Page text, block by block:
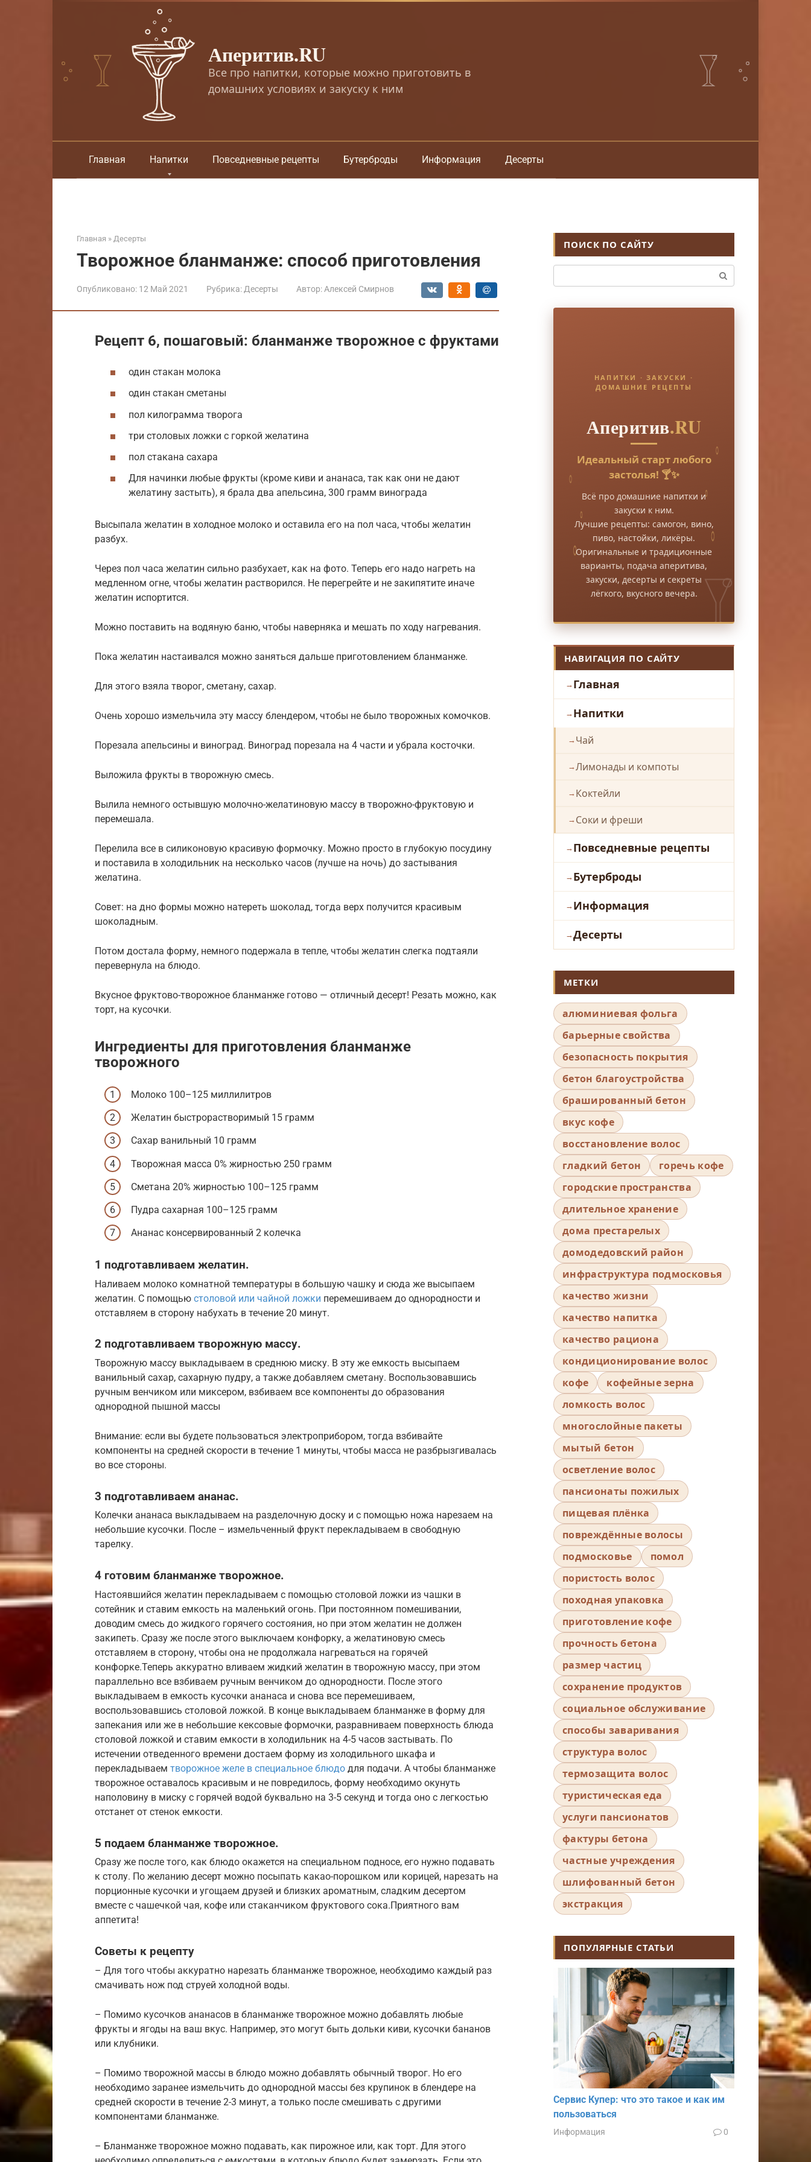
Аперитив.RU
Все про напитки, которые можно приготовить в
домашних условиях и закуску к ним
Главная Напитки Повседневные рецепты Бутерброды Информация Десерты
Главная » Десерты
Творожное бланманже: способ приготовления
Опубликовано: 12 Май 2021 Рубрика: Десерты Автор: Алексей Смирнов
Рецепт 6, пошаговый: бланманже творожное с фруктами
один стакан молока
один стакан сметаны
пол килограмма творога
три столовых ложки с горкой желатина
пол стакана сахара
Для начинки любые фрукты (кроме киви и ананаса, так как они не дают
желатину застыть), я брала два апельсина, 300 грамм винограда
Высыпала желатин в холодное молоко и оставила его на пол часа, чтобы желатин
разбух.
Через пол часа желатин сильно разбухает, как на фото. Теперь его надо нагреть на
медленном огне, чтобы желатин растворился. Не перегрейте и не закипятите иначе
желатин испортится.
Можно поставить на водяную баню, чтобы наверняка и мешать по ходу нагревания.
Пока желатин настаивался можно заняться дальше приготовлением бланманже.
Для этого взяла творог, сметану, сахар.
Очень хорошо измельчила эту массу блендером, чтобы не было творожных комочков.
Порезала апельсины и виноград. Виноград порезала на 4 части и убрала косточки.
Выложила фрукты в творожную смесь.
Вылила немного остывшую молочно-желатиновую массу в творожно-фруктовую и
перемешала.
Перелила все в силиконовую красивую формочку. Можно просто в глубокую посудину
и поставила в холодильник на несколько часов (лучше на ночь) до застывания
желатина.
Совет: на дно формы можно натереть шоколад, тогда верх получится красивым
шоколадным.
Потом достала форму, немного подержала в тепле, чтобы желатин слегка подтаяли
перевернула на блюдо.
Вкусное фруктово-творожное бланманже готово — отличный десерт! Резать можно, как
торт, на кусочки.
Ингредиенты для приготовления бланманже
творожного
Молоко 100–125 миллилитров
Желатин быстрорастворимый 15 грамм
Сахар ванильный 10 грамм
Творожная масса 0% жирностью 250 грамм
Сметана 20% жирностью 100–125 грамм
Пудра сахарная 100–125 грамм
Ананас консервированный 2 колечка
1 подготавливаем желатин.
Наливаем молоко комнатной температуры в большую чашку и сюда же высыпаем
желатин. С помощью столовой или чайной ложки перемешиваем до однородности и
отставляем в сторону набухать в течение 20 минут.
2 подготавливаем творожную массу.
Творожную массу выкладываем в среднюю миску. В эту же емкость высыпаем
ванильный сахар, сахарную пудру, а также добавляем сметану. Воспользовавшись
ручным венчиком или миксером, взбиваем все компоненты до образования
однородной пышной массы
Внимание: если вы будете пользоваться электроприбором, тогда взбивайте
компоненты на средней скорости в течение 1 минуты, чтобы масса не разбрызгивалась
во все стороны.
3 подготавливаем ананас.
Колечки ананаса выкладываем на разделочную доску и с помощью ножа нарезаем на
небольшие кусочки. После – измельченный фрукт перекладываем в свободную
тарелку.
4 готовим бланманже творожное.
Настоявшийся желатин перекладываем с помощью столовой ложки из чашки в
сотейник и ставим емкость на маленький огонь. При постоянном помешивании,
доводим смесь до жидкого горячего состояния, но при этом желатин не должен
закипеть. Сразу же после этого выключаем конфорку, а желатиновую смесь
отставляем в сторону, чтобы она не продолжала нагреваться на горячей
конфорке.Теперь аккуратно вливаем жидкий желатин в творожную массу, при этом
параллельно все взбиваем ручным венчиком до однородности. После этого
выкладываем в емкость кусочки ананаса и снова все перемешиваем,
воспользовавшись столовой ложкой. В конце выкладываем бланманже в форму для
запекания или же в небольшие кексовые формочки, разравниваем поверхность блюда
столовой ложкой и ставим емкости в холодильник на 4-5 часов застывать. По
истечении отведенного времени достаем форму из холодильного шкафа и
перекладываем творожное желе в специальное блюдо для подачи. А чтобы бланманже
творожное оставалось красивым и не повредилось, форму необходимо окунуть
наполовину в миску с горячей водой буквально на 3-5 секунд и тогда оно с легкостью
отстанет от стенок емкости.
5 подаем бланманже творожное.
Сразу же после того, как блюдо окажется на специальном подносе, его нужно подавать
к столу. По желанию десерт можно посыпать какао-порошком или корицей, нарезать на
порционные кусочки и угощаем друзей и близких ароматным, сладким десертом
вместе с чашечкой чая, кофе или стаканчиком фруктового сока.Приятного вам
аппетита!
Советы к рецепту
– Для того чтобы аккуратно нарезать бланманже творожное, необходимо каждый раз
смачивать нож под струей холодной воды.
– Помимо кусочков ананасов в бланманже творожное можно добавлять любые
фрукты и ягоды на ваш вкус. Например, это могут быть дольки киви, кусочки бананов
или клубники.
– Помимо творожной массы в блюдо можно добавлять обычный творог. Но его
необходимо заранее измельчить до однородной массы без крупинок в блендере на
средней скорости в течение 2-3 минут, а только после смешивать с другими
компонентами бланманже.
– Бланманже творожное можно подавать, как пирожное или, как торт. Для этого
ПОИСК ПО САЙТУ
НАПИТКИ · ЗАКУСКИ ·
ДОМАШНИЕ РЕЦЕПТЫ
Аперитив.RU
Идеальный старт любого
застолья! 🍸✨
Всё про домашние напитки и
закуски к ним.
Лучшие рецепты: самогон, вино,
пиво, настойки, ликёры.
Оригинальные и традиционные
варианты, подача аперитива,
закуски, десерты и секреты
лёгкого, вкусного вечера.
НАВИГАЦИЯ ПО САЙТУ
Главная
Напитки
Чай
Лимонады и компоты
Коктейли
Соки и фреши
Повседневные рецепты
Бутерброды
Информация
Десерты
МЕТКИ
алюминиевая фольга
барьерные свойства
безопасность покрытия
бетон благоустройства
брашированный бетон
вкус кофе
восстановление волос
гладкий бетон
горечь кофе
городские пространства
длительное хранение
дома престарелых
домодедовский район
инфраструктура подмосковья
качество жизни
качество напитка
качество рациона
кондиционирование волос
кофе
кофейные зерна
ломкость волос
многослойные пакеты
мытый бетон
осветление волос
пансионаты пожилых
пищевая плёнка
повреждённые волосы
подмосковье
помол
пористость волос
походная упаковка
приготовление кофе
прочность бетона
размер частиц
сохранение продуктов
социальное обслуживание
способы заваривания
структура волос
термозащита волос
туристическая еда
услуги пансионатов
фактуры бетона
частные учреждения
шлифованный бетон
экстракция
ПОПУЛЯРНЫЕ СТАТЬИ
Сервис Купер: что это такое и как им
пользоваться
Информация 0